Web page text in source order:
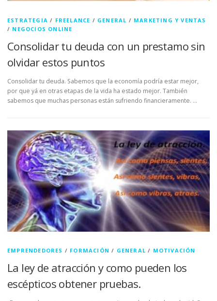
ESTRATEGIA / FREELANCE / GENERAL / MARKETING Y VENTAS
/ NEGOCIOS ONLINE
Consolidar tu deuda con un prestamo sin
olvidar estos puntos
Consolidar tu deuda. Sabemos que la economía podría estar mejor,
por que yá en otras etapas de la vida ha estado mejor. También
sabemos que muchas personas están sufriendo financieramente. …
EMPRENDEDORES / FORMACIÓN / GENERAL / MOTIVACIÓN
La ley de atracción y como pueden los
escépticos obtener pruebas.